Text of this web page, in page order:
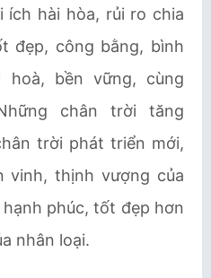
hài hòa, rủi ro chia
đẹp, công bằng, bình
hoà, bền vững, cùng
chân trời tăng
trời phát triển mới,
vinh, thịnh vượng của
phúc, tốt đẹp hơn
nhân loại.